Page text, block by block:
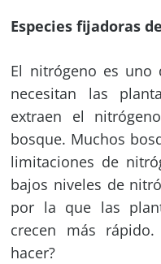
Especies fijadoras
El nitrógeno es uno
necesitan las
extraen el
bosque. Muchos
limitaciones de
bajos niveles de
por la que las
crecen más
hacer?